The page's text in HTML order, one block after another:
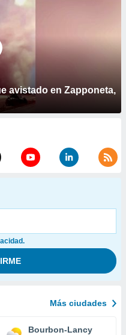
avistado en Zapponeta,
Más ciudades
Bourbon-Lancy